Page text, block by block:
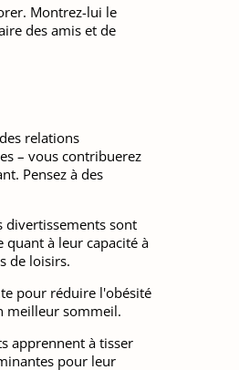
Montrez-lui le
des amis et de
relations
– vous contribuerez
Pensez à des
divertissements sont
quant à leur capacité à
de loisirs.
pour réduire l'obésité
meilleur sommeil.
apprennent à tisser
pour leur